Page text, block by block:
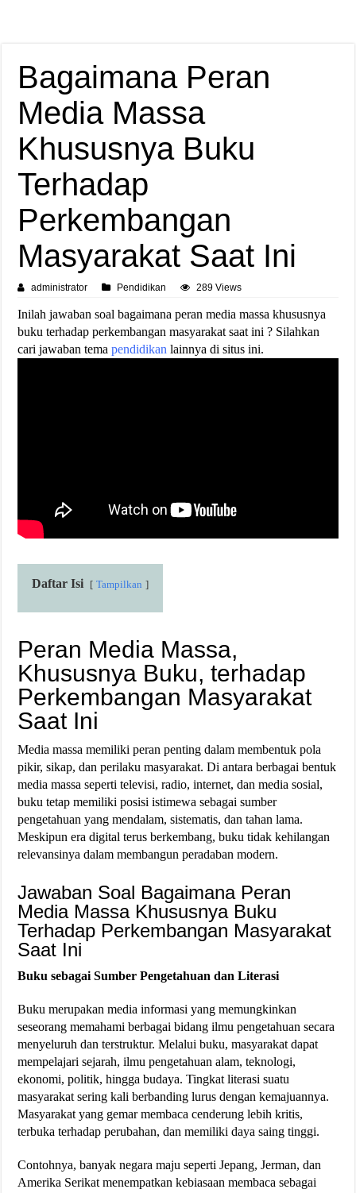
Bagaimana Peran
Media Massa
Khususnya Buku
Terhadap
Perkembangan
Masyarakat Saat Ini
administrator Pendidikan 289 Views
Inilah jawaban soal bagaimana peran media massa khususnya
buku terhadap perkembangan masyarakat saat ini ? Silahkan
cari jawaban temapendidikan lainnya di situs ini.
Daftar Isi Tampilkan
Peran Media Massa,
Khususnya Buku, terhadap
Perkembangan Masyarakat
Saat Ini
Media massa memiliki peran penting dalam membentuk pola
pikir, sikap, dan perilaku masyarakat. Di antara berbagai bentuk
media massa seperti televisi, radio, internet, dan media sosial,
buku tetap memiliki posisi istimewa sebagai sumber
pengetahuan yang mendalam, sistematis, dan tahan lama.
Meskipun era digital terus berkembang, buku tidak kehilangan
relevansinya dalam membangun peradaban modern.
Jawaban Soal Bagaimana Peran
Media Massa Khususnya Buku
Terhadap Perkembangan Masyarakat
Saat Ini
Buku sebagai Sumber Pengetahuan dan Literasi
Buku merupakan media informasi yang memungkinkan
seseorang memahami berbagai bidang ilmu pengetahuan secara
menyeluruh dan terstruktur. Melalui buku, masyarakat dapat
mempelajari sejarah, ilmu pengetahuan alam, teknologi,
ekonomi, politik, hingga budaya. Tingkat literasi suatu
masyarakat sering kali berbanding lurus dengan kemajuannya.
Masyarakat yang gemar membaca cenderung lebih kritis,
terbuka terhadap perubahan, dan memiliki daya saing tinggi.
Contohnya, banyak negara maju seperti Jepang, Jerman, dan
Amerika Serikat menempatkan kebiasaan membaca sebagai